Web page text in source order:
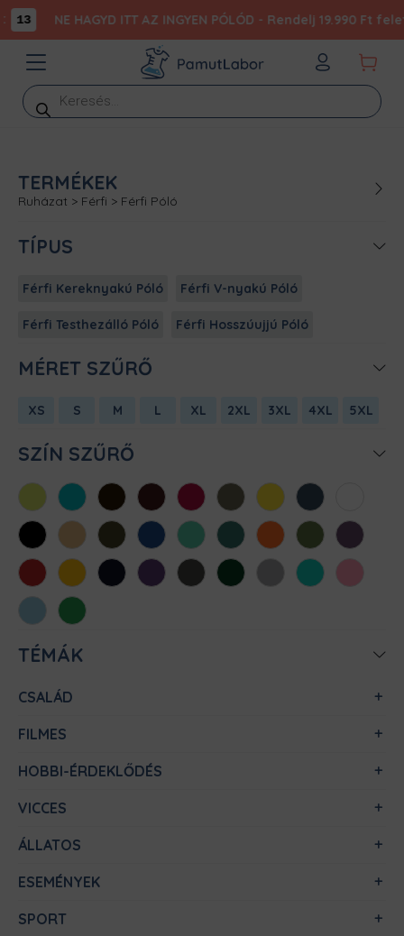
13 NE HAGYD ITT AZ INGYEN PÓLÓD - Rendelj 19.990 Ft
Products
search
TERMÉKEK
Ruházat > Férfi > Férfi Póló
TÍPUS
Férfi Kereknyakú Póló Férfi V-nyakú Póló
Férfi Testhezálló Póló Férfi Hosszúujjú Póló
MÉRET SZŰRŐ
XS S M L XL 2XL 3XL 4XL 5XL
SZÍN SZŰRŐ
AlmazöldAtollkékBarnaBordóChili Cink Citromsárga
Denim
FeketeHomokKhaki KirálykékMentaMéregzöld
NarancsOliva Padlizsán
Piros SárgaSötétkékSötétlilaSötétszürke
SötétzöldSportszürke
Türkiz
Világos
rózsaszín
Világoskék
Zöld
TÉMÁK
CSALÁD
FILMES
HOBBI-ÉRDEKLŐDÉS
VICCES
ÁLLATOS
ESEMÉNYEK
SPORT